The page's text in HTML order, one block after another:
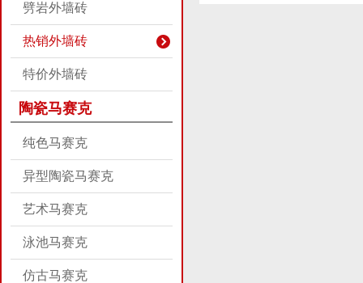
劈岩外墙砖
热销外墙砖
特价外墙砖
陶瓷马赛克
纯色马赛克
异型陶瓷马赛克
艺术马赛克
泳池马赛克
仿古马赛克